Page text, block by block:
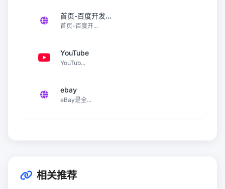
首页-百度开发...
首页-百度开...
YouTube
YouTub...
ebay
eBay是全...
相关推荐